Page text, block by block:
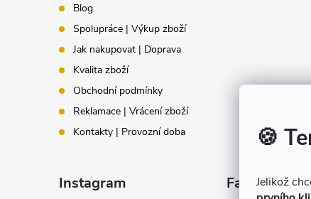
🍪
Jelikož
Blog
Spolupráce | Výkup zboží
Jak nakupovat | Doprava
Kvalita zboží
Obchodní podmínky
Reklamace | Vrácení zboží
Kontakty | Provozní doba
Instagram Facebook